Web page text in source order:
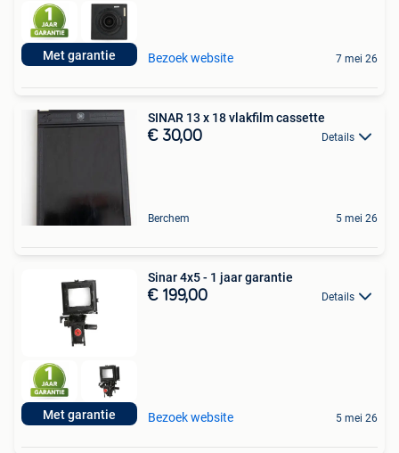
Met garantie Bezoek website 7 mei 26
SINAR 13 x 18 vlakfilm cassette
€ 30,00 Details
Berchem 5 mei 26
Met garantie
Sinar 4x5 - 1 jaar garantie
€ 199,00 Details
Bezoek website 5 mei 26